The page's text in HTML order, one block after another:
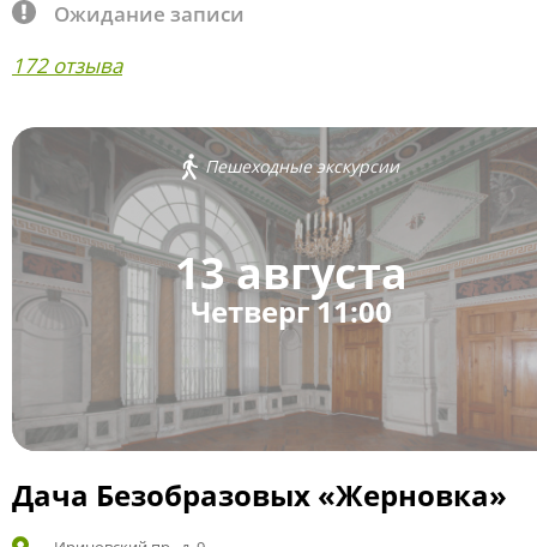
Ожидание записи
172 отзыва
Пешеходные экскурсии
13 августа
Четверг 11:00
Дача Безобразовых «Жерновка»